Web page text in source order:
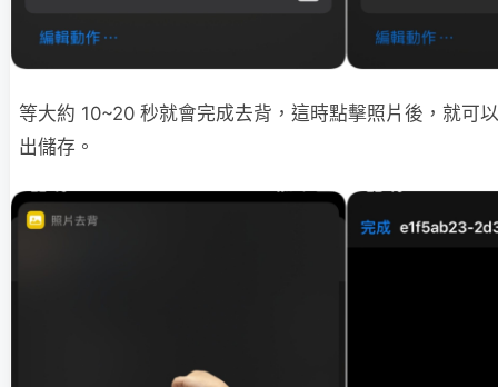
等大約 10~20 秒就會完成去背，這時點擊照片後，就可
出儲存。